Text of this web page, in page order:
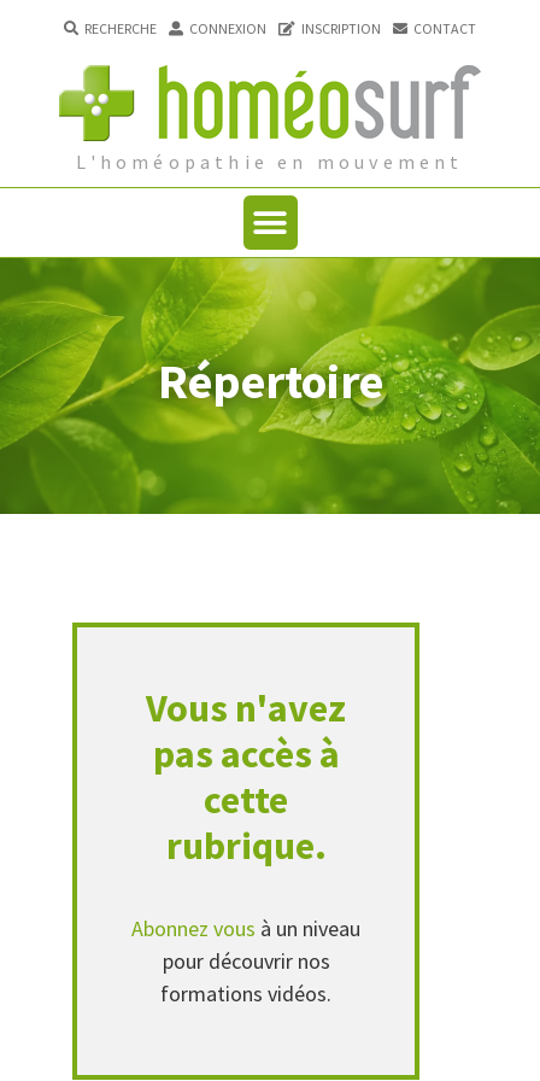
L'homéopathie en mouvement
RECHERCHE CONNEXION INSCRIPTION CONTACT
Répertoire
Vous n'avez
pas accès à
cette
rubrique.
Abonnez vous à un niveau
pour découvrir nos
formations vidéos.